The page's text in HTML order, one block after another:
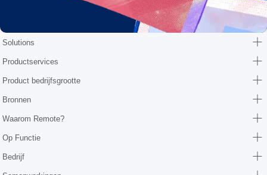
Solutions
Productservices
Product bedrijfsgrootte
Bronnen
Waarom Remote?
Op Functie
Bedrijf